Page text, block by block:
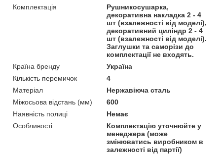
Комплектація
Рушникосушарка,
декоративна накладка 2 - 4
шт (взалежності від моделі),
декоративний циліндр 2 - 4
шт (взалежності від моделі).
Заглушки та саморізи до
комплектації не входять.
Країна бренду
Україна
Кількість перемичок
4
Матеріал
Нержавіюча сталь
Міжосьова відстань (мм)
600
Наявність полиці
Немає
Особливості
Комплектацію уточнюйте у
менеджера (може
змінюватись виробником в
залежності від партії)